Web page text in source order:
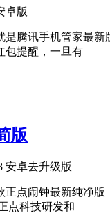
卓版
是腾讯手机管家最
包提醒，一旦有
版
安卓去升级版
正点闹钟最新纯净
点科技研发和